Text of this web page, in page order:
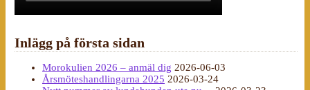
Inlägg på första sidan
Morokulien 2026 – anmäl dig 2026-06-03
Årsmöteshandlingarna 2025 2026-03-24